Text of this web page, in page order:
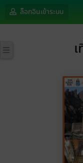
ล็อกอินเข้าระบบ